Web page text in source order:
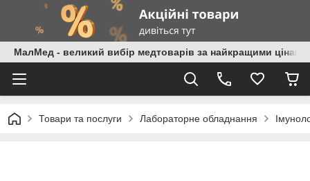
МалМед - великий вибір медтоварів за найкращими цінами
Товари та послуги Лабораторне обладнання